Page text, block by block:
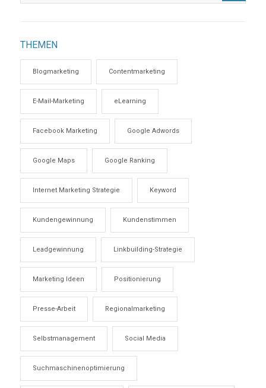
THEMEN
Blogmarketing Contentmarketing
E-Mail-Marketing eLearning
Facebook Marketing Google Adwords
Google Maps Google Ranking
Internet Marketing Strategie Keyword
Kundengewinnung Kundenstimmen
Leadgewinnung Linkbuilding-Strategie
Marketing Ideen Positionierung
Presse-Arbeit Regionalmarketing
Selbstmanagement Social Media
Suchmaschinenoptimierung